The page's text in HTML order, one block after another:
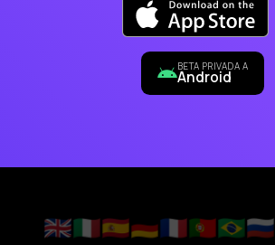
BETA PRIVADA A
Android
🇬🇧🇮🇹🇪🇸🇩🇪🇫🇷🇵🇹🇧🇷🇷🇺